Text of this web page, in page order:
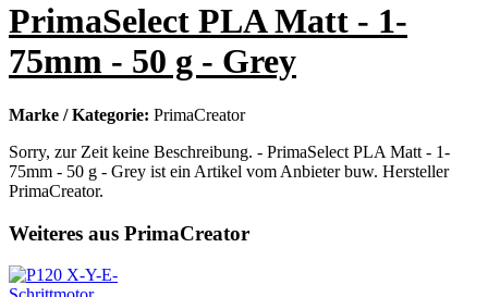
PrimaSelect PLA Matt - 1-
75mm - 50 g - Grey
Marke / Kategorie: PrimaCreator
Sorry, zur Zeit keine Beschreibung. - PrimaSelect PLA Matt - 1-
75mm - 50 g - Grey ist ein Artikel vom Anbieter buw. Hersteller
PrimaCreator.
Weiteres aus PrimaCreator